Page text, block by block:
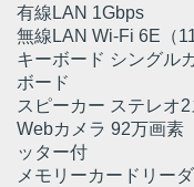
有線LAN 1Gbps
無線LAN Wi-Fi 6E（
キーボード シングル
ボード
スピーカー ステレオ
Webカメラ 92万画
ッター付
メモリーカードリー